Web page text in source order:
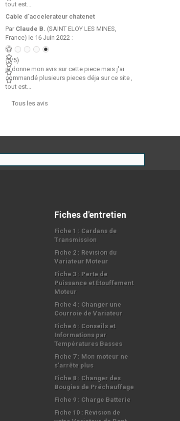
tout est...
Cable d'accelerateur chatenet
Par Claude B. (SAINT ELOY LES MINES,
France) le 16 Juin 2022 :
(5/5)
je donne mon avis sur cette piece mais j'ai
commandé plusieurs pieces déja sur ce site ,
tout est...
Tous les avis
Fiches d'entretien
Fiche 1 : Cardans de
Transmission
Fiche 2 : Révision du
Variateur Moteur
Fiche 3 : Perte de
Puissance et Étouffement
Moteur
Fiche 4 : Changer une
Courroie de Variateur
Fiche 6 : Conseils et
Informations par
Températures Basses
Fiche 7 : Mon moteur ne
s'arrête plus
Fiche 8 : Changer des
Bougies de Préchauffage
Fiche 9 : Charge Batterie
Fiche 10 : Révision de